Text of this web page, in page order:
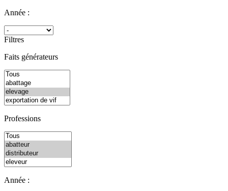
Année :
Filtres
Faits générateurs
Professions
Année :